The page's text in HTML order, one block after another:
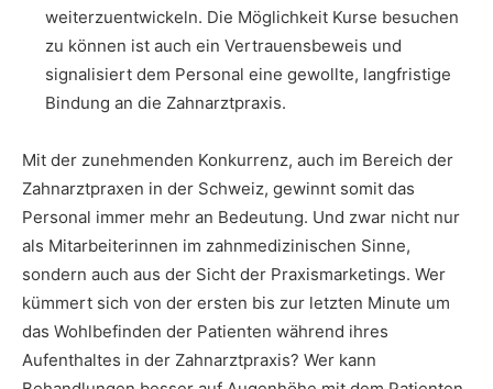
weiterzuentwickeln. Die Möglichkeit Kurse besuchen
zu können ist auch ein Vertrauensbeweis und
signalisiert dem Personal eine gewollte, langfristige
Bindung an die Zahnarztpraxis.
Mit der zunehmenden Konkurrenz, auch im Bereich der
Zahnarztpraxen in der Schweiz, gewinnt somit das
Personal immer mehr an Bedeutung. Und zwar nicht nur
als Mitarbeiterinnen im zahnmedizinischen Sinne,
sondern auch aus der Sicht der Praxismarketings. Wer
kümmert sich von der ersten bis zur letzten Minute um
das Wohlbefinden der Patienten während ihres
Aufenthaltes in der Zahnarztpraxis? Wer kann